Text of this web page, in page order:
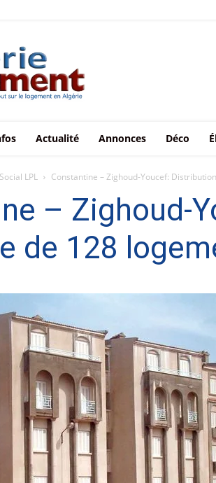
Actualité Annonces Déco
LPL Constantine – Zighoud-Youcef:
– Zighoud-
de 128